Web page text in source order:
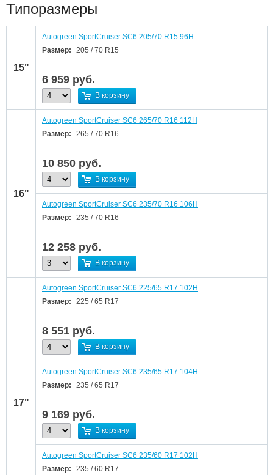
Типоразмеры
15"
Autogreen SportCruiser SC6 205/70 R15 96H
Размер:
205 / 70 R15
6 959 руб.
В корзину
16"
Autogreen SportCruiser SC6 265/70 R16 112H
Размер:
265 / 70 R16
10 850 руб.
В корзину
Autogreen SportCruiser SC6 235/70 R16 106H
Размер:
235 / 70 R16
12 258 руб.
В корзину
17"
Autogreen SportCruiser SC6 225/65 R17 102H
Размер:
225 / 65 R17
8 551 руб.
В корзину
Autogreen SportCruiser SC6 235/65 R17 104H
Размер:
235 / 65 R17
9 169 руб.
В корзину
Autogreen SportCruiser SC6 235/60 R17 102H
Размер:
235 / 60 R17